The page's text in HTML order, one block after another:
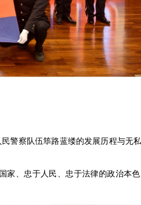
察队伍筚路蓝缕的发展历程与无
、忠于人民、忠于法律的政治本